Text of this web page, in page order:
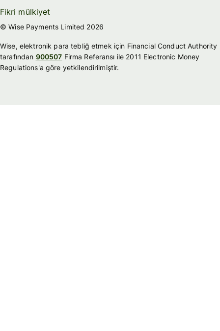
Fikri mülkiyet
© Wise Payments Limited 2026
Wise, elektronik para tebliğ etmek için Financial Conduct Authority
tarafından 900507 Firma Referansı ile 2011 Electronic Money
Regulations'a göre yetkilendirilmiştir.